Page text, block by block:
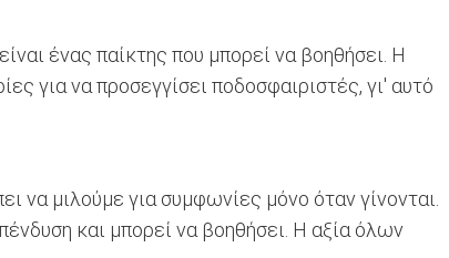
ένας παίκτης που μπορεί να βοηθήσει. Η
για να προσεγγίσει ποδοσφαιριστές, γι' αυτό
να μιλούμε για συμφωνίες μόνο όταν γίνονται.
και μπορεί να βοηθήσει. Η αξία όλων